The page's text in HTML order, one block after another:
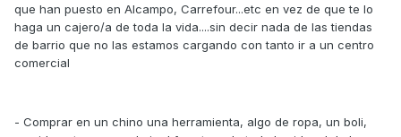
que han puesto en Alcampo, Carrefour...etc en vez de que te lo
haga un cajero/a de toda la vida....sin decir nada de las tiendas
de barrio que no las estamos cargando con tanto ir a un centro
comercial
- Comprar en un chino una herramienta, algo de ropa, un boli,